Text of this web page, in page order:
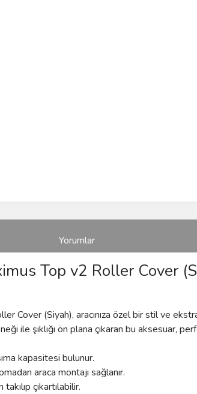
Yorumlar
Top v2 Roller Cover
Cover (Siyah), aracınıza özel bir stil ve
ile şıklığı ön plana çıkaran bu aksesuar,
kapasitesi bulunur.
araca montajı sağlanır.
çıkartılabilir.